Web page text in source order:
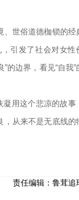
、世俗道德枷锁的经
引发了社会对女性
的边界，看见“自我”
用这个悲凉的故事
，从来不是无底线的
责任编辑： 鲁茸追